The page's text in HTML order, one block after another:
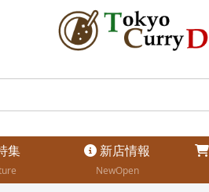
集
新店情報
NewOpen